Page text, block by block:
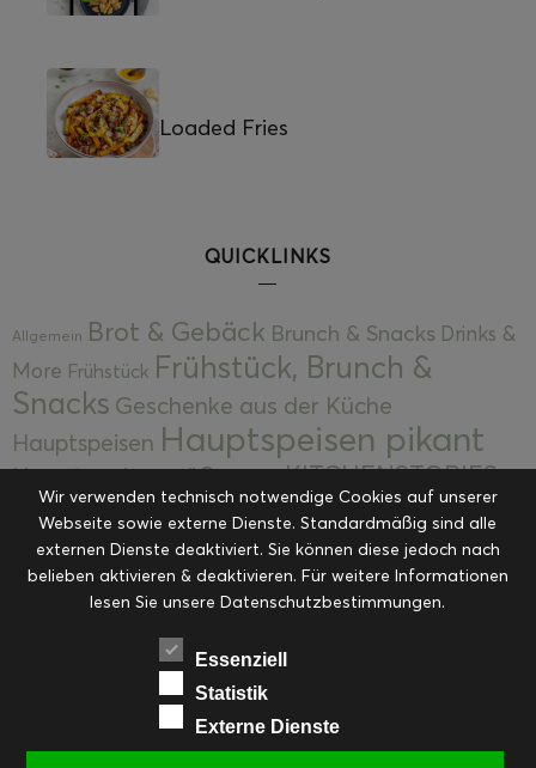
Loaded Fries
QUICKLINKS
Allgemein Brot & Gebäck Brunch & Snacks Drinks &
More Frühstück Frühstück, Brunch &
Snacks Geschenke aus der Küche
Hauptspeisen Hauptspeisen pikant
Hauptspeisen süßKekseKITCHENSTORIES
Kuchen, Torten & Desserts Kuchen und
Desserts Kulinarik Kulinarische Mitbringsel &
Eingemachtes Ohne Kategorie Ostern Resteküche
RezepteSaisonalSliderStartseite
Suppen, Salate & Vorspeisen
Vorspeisen, Salate & Suppen
Weihnachten Workshops & Events
Wir verwenden technisch notwendige Cookies auf unserer
Webseite sowie externe Dienste. Standardmäßig sind alle
externen Dienste deaktiviert. Sie können diese jedoch nach
belieben aktivieren & deaktivieren. Für weitere Informationen
lesen Sie unsere Datenschutzbestimmungen.
Essenziell
Statistik
Externe Dienste